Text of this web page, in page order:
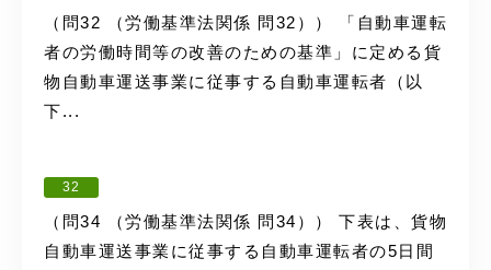
（問32 （労働基準法関係 問32）） 「自動車運転
者の労働時間等の改善のための基準」に定める貨
物自動車運送事業に従事する自動車運転者（以
下...
32
（問34 （労働基準法関係 問34）） 下表は、貨物
自動車運送事業に従事する自動車運転者の5日間